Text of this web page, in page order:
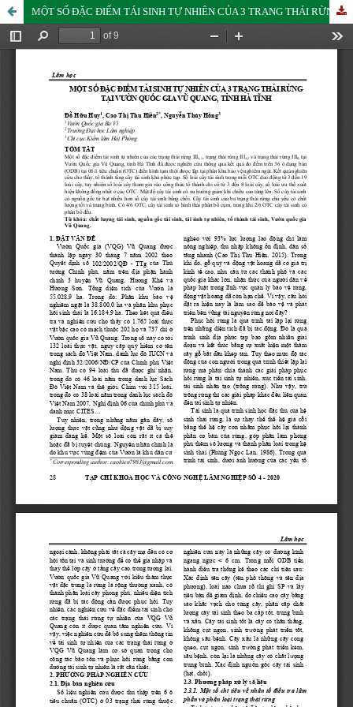
MỘT SỐ ĐẶC ĐIỂM TÁI SINH TỰ NHIÊN CỦA 3 TRẠNG THÁI RỪNG TẠI VƯỜN QUỐC GIA VŨ QUANG, TỈNH HÀ TĨNH